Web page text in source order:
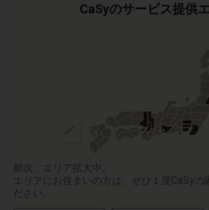
CaSyのサービス提供
順次、エリア拡大中。
エリアにお住まいの方は、ぜひ１度CaSyの
ださい。